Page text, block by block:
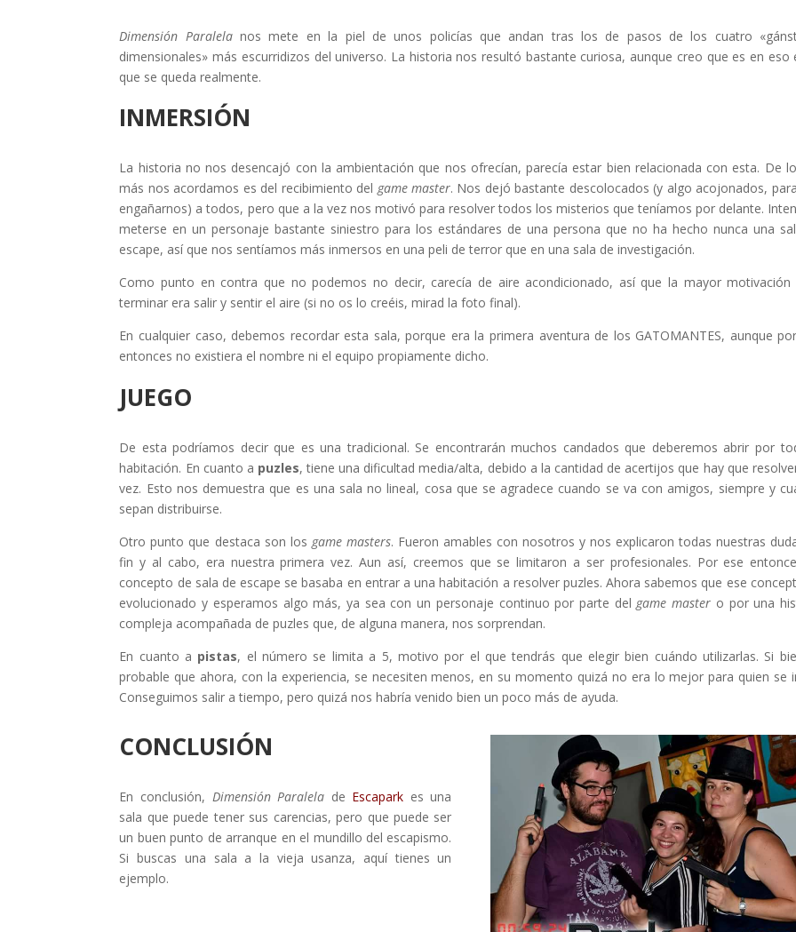
Dimensión Paralela nos mete en la piel de unos policías que andan tras los de pasos de los cuatro
dimensionales» más escurridizos del universo. La historia nos resultó bastante curiosa, aunque creo que es en eso
que se queda realmente.
INMERSIÓN
La historia no nos desencajó con la ambientación que nos ofrecían, parecía estar bien relacionada con esta. De
más nos acordamos es del recibimiento del game master. Nos dejó bastante descolocados (y algo acojonados,
engañarnos) a todos, pero que a la vez nos motivó para resolver todos los misterios que teníamos por delante.
meterse en un personaje bastante siniestro para los estándares de una persona que no ha hecho nunca una
escape, así que nos sentíamos más inmersos en una peli de terror que en una sala de investigación.
Como punto en contra que no podemos no decir, carecía de aire acondicionado, así que la mayor motivación
terminar era salir y sentir el aire (si no os lo creéis, mirad la foto final).
En cualquier caso, debemos recordar esta sala, porque era la primera aventura de los GATOMANTES, aunque
entonces no existiera el nombre ni el equipo propiamente dicho.
JUEGO
De esta podríamos decir que es una tradicional. Se encontrarán muchos candados que deberemos abrir por
habitación. En cuanto a puzles, tiene una dificultad media/alta, debido a la cantidad de acertijos que hay que
vez. Esto nos demuestra que es una sala no lineal, cosa que se agradece cuando se va con amigos, siempre y
sepan distribuirse.
Otro punto que destaca son los game masters. Fueron amables con nosotros y nos explicaron todas nuestras
fin y al cabo, era nuestra primera vez. Aun así, creemos que se limitaron a ser profesionales. Por ese
concepto de sala de escape se basaba en entrar a una habitación a resolver puzles. Ahora sabemos que ese
evolucionado y esperamos algo más, ya sea con un personaje continuo por parte del game master o por una
compleja acompañada de puzles que, de alguna manera, nos sorprendan.
En cuanto a pistas, el número se limita a 5, motivo por el que tendrás que elegir bien cuándo utilizarlas. Si
probable que ahora, con la experiencia, se necesiten menos, en su momento quizá no era lo mejor para quien se
Conseguimos salir a tiempo, pero quizá nos habría venido bien un poco más de ayuda.
CONCLUSIÓN
En conclusión, Dimensión Paralela de Escapark es una
sala que puede tener sus carencias, pero que puede ser
un buen punto de arranque en el mundillo del escapismo.
Si buscas una sala a la vieja usanza, aquí tienes un
ejemplo.